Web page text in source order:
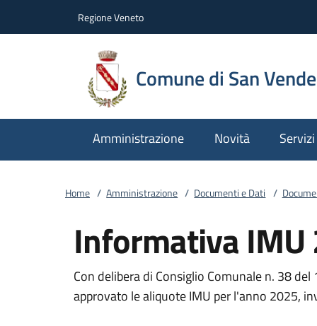
Regione Veneto
Comune di San
Amministrazione Novità Servizi
Home / Amministrazione / Documenti e Dati /
Informativa IMU
Con delibera di Consiglio Comunale n. 38
approvato le aliquote IMU per l'anno 2025,